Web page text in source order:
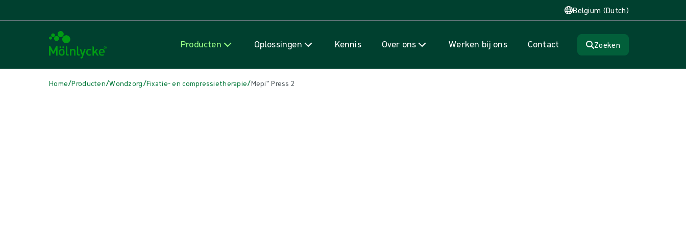
Belgium (Dutch)
Producten Oplossingen Kennis Over ons Werken bij ons Contact Zoeken
Home/Producten/Wondzorg/Fixatie- en compressietherapie/Mepi™ Press 2